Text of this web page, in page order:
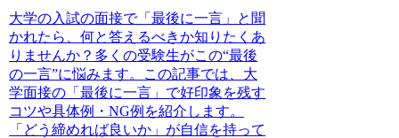
大学の入試の面接で「最後に一言」と聞
かれたら、何と答えるべきか知りたくあ
りませんか？多くの受験生がこの“最後
の一言”に悩みます。この記事では、大
学面接の「最後に一言」で好印象を残す
コツや具体例・NG例を紹介します。
「どう締めれば良いか」が自信を持って